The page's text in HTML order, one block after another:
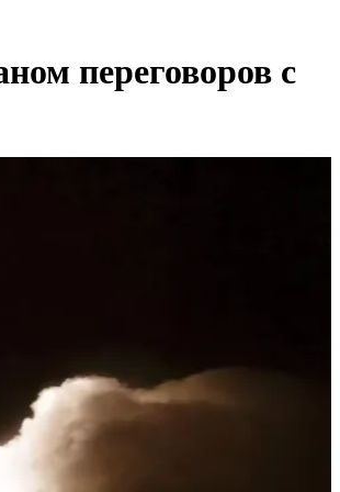
переговоров с